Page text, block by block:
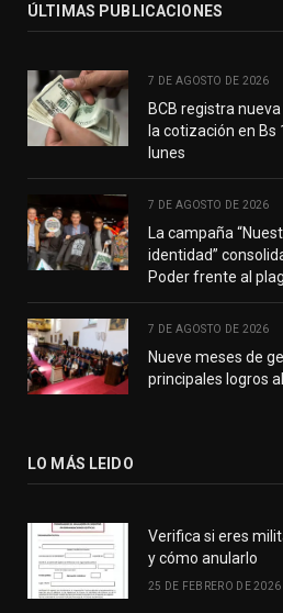
ÚLTIMAS PUBLICACIONES
7 DE AGOSTO DE 2026
BCB registra
la cotización en
lunes
7 DE AGOSTO DE 2026
La campaña
identidad”
Poder frente al
7 DE AGOSTO DE 2026
Nueve meses de
principales logros
LO MÁS LEIDO
Verifica si eres
y cómo anularlo
25 DE FEBRERO DE 2026